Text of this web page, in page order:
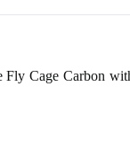
Fly Cage Carbon